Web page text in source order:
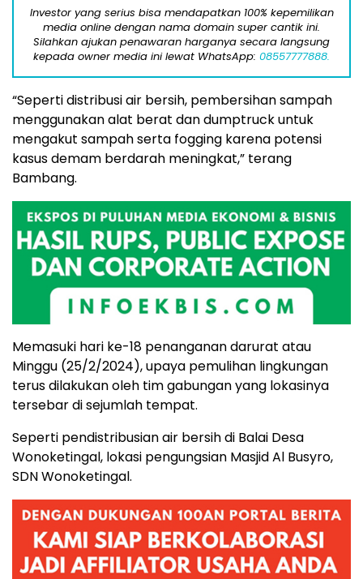
Investor yang serius bisa mendapatkan 100% kepemilikan
media online dengan nama domain super cantik ini.
Silahkan ajukan penawaran harganya secara langsung
kepada owner media ini lewat WhatsApp: 08557777888.
“Seperti distribusi air bersih, pembersihan sampah
menggunakan alat berat dan dumptruck untuk
mengakut sampah serta fogging karena potensi
kasus demam berdarah meningkat,” terang
Bambang.
Memasuki hari ke-18 penanganan darurat atau
Minggu (25/2/2024), upaya pemulihan lingkungan
terus dilakukan oleh tim gabungan yang lokasinya
tersebar di sejumlah tempat.
Seperti pendistribusian air bersih di Balai Desa
Wonoketingal, lokasi pengungsian Masjid Al Busyro,
SDN Wonoketingal.